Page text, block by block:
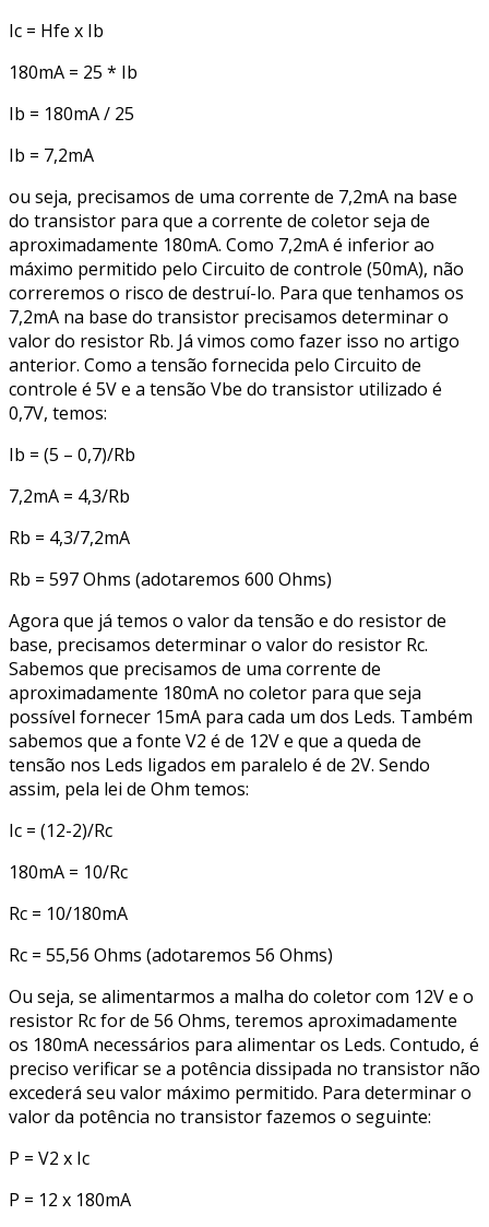
Ic = Hfe x Ib
180mA = 25 * Ib
Ib = 180mA / 25
Ib = 7,2mA
ou seja, precisamos de uma corrente de 7,2mA na base
do transistor para que a corrente de coletor seja de
aproximadamente 180mA. Como 7,2mA é inferior ao
máximo permitido pelo Circuito de controle (50mA), não
correremos o risco de destruí-lo. Para que tenhamos os
7,2mA na base do transistor precisamos determinar o
valor do resistor Rb. Já vimos como fazer isso no artigo
anterior. Como a tensão fornecida pelo Circuito de
controle é 5V e a tensão Vbe do transistor utilizado é
0,7V, temos:
Ib = (5 – 0,7)/Rb
7,2mA = 4,3/Rb
Rb = 4,3/7,2mA
Rb = 597 Ohms (adotaremos 600 Ohms)
Agora que já temos o valor da tensão e do resistor de
base, precisamos determinar o valor do resistor Rc.
Sabemos que precisamos de uma corrente de
aproximadamente 180mA no coletor para que seja
possível fornecer 15mA para cada um dos Leds. Também
sabemos que a fonte V2 é de 12V e que a queda de
tensão nos Leds ligados em paralelo é de 2V. Sendo
assim, pela lei de Ohm temos:
Ic = (12-2)/Rc
180mA = 10/Rc
Rc = 10/180mA
Rc = 55,56 Ohms (adotaremos 56 Ohms)
Ou seja, se alimentarmos a malha do coletor com 12V e o
resistor Rc for de 56 Ohms, teremos aproximadamente
os 180mA necessários para alimentar os Leds. Contudo, é
preciso verificar se a potência dissipada no transistor não
excederá seu valor máximo permitido. Para determinar o
valor da potência no transistor fazemos o seguinte:
P = V2 x Ic
P = 12 x 180mA